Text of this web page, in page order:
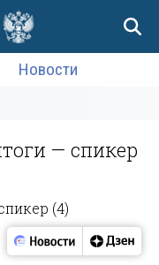
Новости
— спикер
(4)